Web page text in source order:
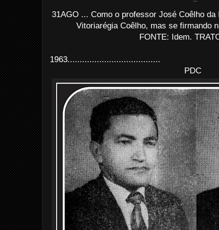
31AGO ... Como o professor José Coêlho
Vitoriarégia Coêlho, mas se firmando
FONTE: Idem.
1963......................................
PDC